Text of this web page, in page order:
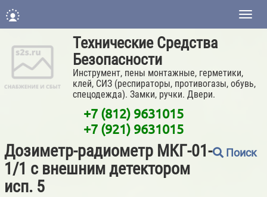
Технические Средства
Безопасности
Инструмент, пены монтажные, герметики,
клей, СИЗ (респираторы, противогазы, обувь,
спецодежда). Замки, ручки. Двери.
+7 (812) 9631015
+7 (921) 9631015
Дозиметр-радиометр МКГ-01-
1/1 с внешним детектором
исп. 5
Поиск